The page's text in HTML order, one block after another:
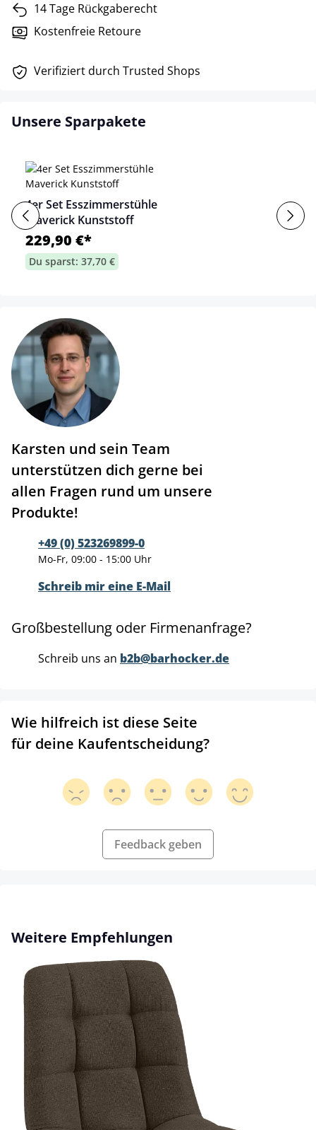
14 Tage Rückgaberecht
Kostenfreie Retoure
Verifiziert durch Trusted Shops
Unsere Sparpakete
4er Set Esszimmerstühle
Maverick Kunststoff
229,90 €*
Du sparst: 37,70 €
Karsten und sein Team
unterstützen dich gerne bei
allen Fragen rund um unsere
Produkte!
+49 (0) 523269899-0
Mo-Fr, 09:00 - 15:00 Uhr
Schreib mir eine E-Mail
Großbestellung oder Firmenanfrage?
Schreib uns an b2b@barhocker.de
Wie hilfreich ist diese Seite
für deine Kaufentscheidung?
Feedback geben
Produktgalerie überspringen
Weitere Empfehlungen